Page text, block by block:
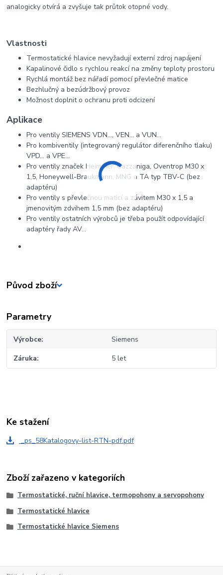
analogicky otvírá a zvyšuje tak průtok otopné vody.
Vlastnosti
Termostatické hlavice nevyžadují externí zdroj napájení
Kapalinové čidlo s rychlou reakcí na změny teploty prostoru
Rychlá montáž bez nářadí pomocí převlečné matice
Bezhlučný a bezúdržbový provoz
Možnost doplnit o ochranu proti odcizení
Aplikace
Pro ventily SIEMENS VDN..., VEN... a VUN...
Pro kombiventily (integrovaný regulátor diferenčního tlaku)
VPD… a VPE...
Pro ventily značek Heimeier, Cazzaniga, Oventrop M30 x
1,5, Honeywell-Braukmann, MNG a TA typ TBV-C (bez
adaptéru)
Pro ventily s převlečnou maticí a závitem M30 x 1,5 a
jmenovitým zdvihem 1,5 mm (bez adaptéru)
Pro ventily ostatních výrobců je třeba použít odpovídající
adaptéry řady AV…
Původ zboží
Parametry
Výrobce Siemens
Záruka 5 let
Ke stažení
_ps_58Katalogovy-list-RTN-pdf.pdf
Zboží zařazeno v kategoriích
Termostatické, ruční hlavice, termopohony a servopohony
Termostatické hlavice
Termostatické hlavice Siemens